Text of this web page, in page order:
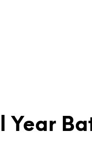
Year